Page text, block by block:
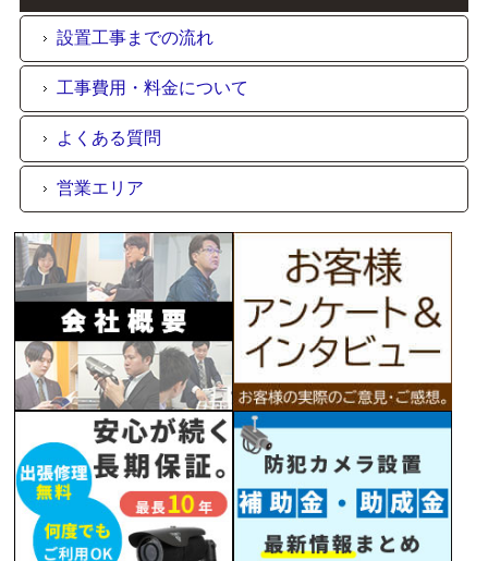
設置工事までの流れ
工事費用・料金について
よくある質問
営業エリア